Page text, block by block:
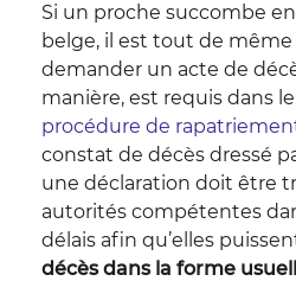
Si un proche succombe
belge, il est tout de même
demander un acte de
manière, est requis dans
procédure de
constat de décès dressé
une déclaration doit être
autorités compétentes
délais afin qu’elles
décès dans la forme